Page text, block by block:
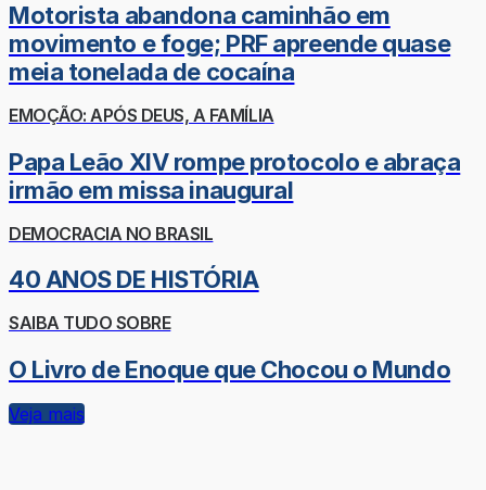
Motorista abandona caminhão em
movimento e foge; PRF apreende quase
meia tonelada de cocaína
EMOÇÃO: APÓS DEUS, A FAMÍLIA
Papa Leão XIV rompe protocolo e abraça
irmão em missa inaugural
DEMOCRACIA NO BRASIL
40 ANOS DE HISTÓRIA
SAIBA TUDO SOBRE
O Livro de Enoque que Chocou o Mundo
Veja mais